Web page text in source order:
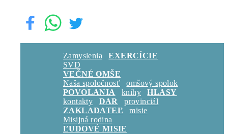
Zamyslenia
EXERCÍCIE
SVD
VEČNÉ OMŠE
Naša spoločnosť
omšový spolok
POVOLANIA
knihy
HLASY
kontakty
DAR
provinciál
ZAKLADATEĽ
misie
Misijná rodina
ĽUDOVÉ MISIE